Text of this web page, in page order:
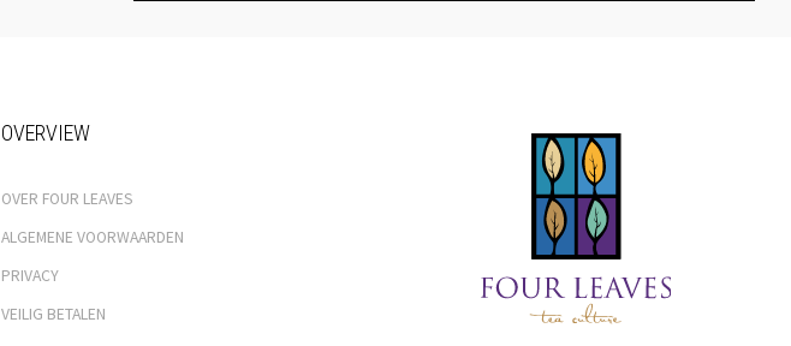
OVERVIEW
OVER FOUR LEAVES
ALGEMENE VOORWAARDEN
PRIVACY
VEILIG BETALEN